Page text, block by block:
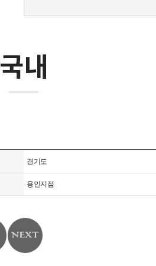
국내
경기도
용인지점